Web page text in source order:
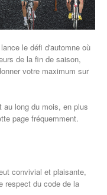
le défi d'automne où
de la fin de saison,
votre maximum sur
au long du mois, en plus
page fréquemment.
convivial et plaisante,
respect du code de la